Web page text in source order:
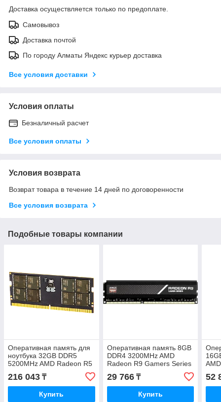
Доставка осуществляется только по предоплате.
Самовывоз
Доставка почтой
По городу Алматы Яндекс курьер доставка
Все условия доставки
Условия оплаты
Безналичный расчет
Все условия оплаты
Условия возврата
Возврат товара в течение 14 дней по договоренности
Все условия возврата
Подобные товары компании
Оперативная память для
ноутбука 32GB DDR5
5200MHz AMD Radeon R5
SO-DIMM CL42 1.1V
R5532G5200S2S-U
216 043 ₸
Купить
Оперативная память 8GB
DDR4 3200MHz AMD
Radeon R9 Gamers Series
RGB R9S48G3206U2S-
RGB
29 766₸
Купить
52